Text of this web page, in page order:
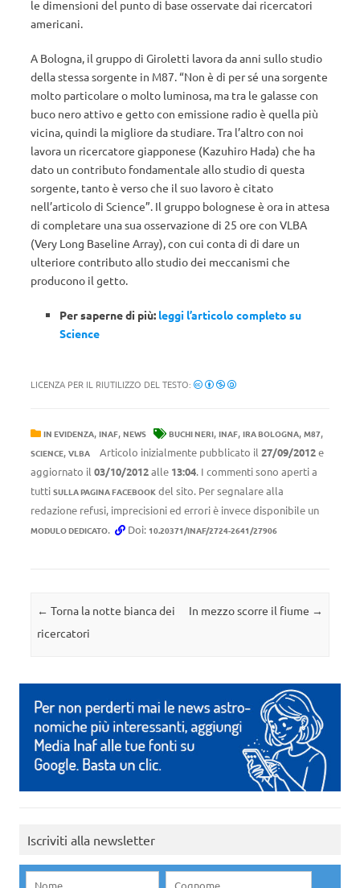
le dimensioni del punto di base osservate dai ricercatori
americani.
A Bologna, il gruppo di Giroletti lavora da anni sullo studio
della stessa sorgente in M87. “Non è di per sé una sorgente
molto particolare o molto luminosa, ma tra le galasse con
buco nero attivo e getto con emissione radio è quella più
vicina, quindi la migliore da studiare. Tra l’altro con noi
lavora un ricercatore giapponese (Kazuhiro Hada) che ha
dato un contributo fondamentale allo studio di questa
sorgente, tanto è verso che il suo lavoro è citato
nell’articolo di Science”. Il gruppo bolognese è ora in attesa
di completare una sua osservazione di 25 ore con VLBA
(Very Long Baseline Array), con cui conta di di dare un
ulteriore contributo allo studio dei meccanismi che
producono il getto.
Per saperne di più: leggi l’articolo completo su
Science
LICENZA PER IL RIUTILIZZO DEL TESTO:
IN EVIDENZA, INAF, NEWS BUCHI NERI, INAF, IRA BOLOGNA, M87,
SCIENCE, VLBA Articolo inizialmente pubblicato il 27/09/2012e
aggiornato il 03/10/2012alle 13:04. I commenti sono aperti a
tutti SULLA PAGINA FACEBOOK del sito. Per segnalare alla
redazione refusi, imprecisioni ed errori è invece disponibile un
MODULO DEDICATO. Doi: 10.20371/INAF/2724-2641/27906
Navigazione articolo
← Torna la notte bianca dei
ricercatori
In mezzo scorre il fiume →
Iscriviti alla newsletter